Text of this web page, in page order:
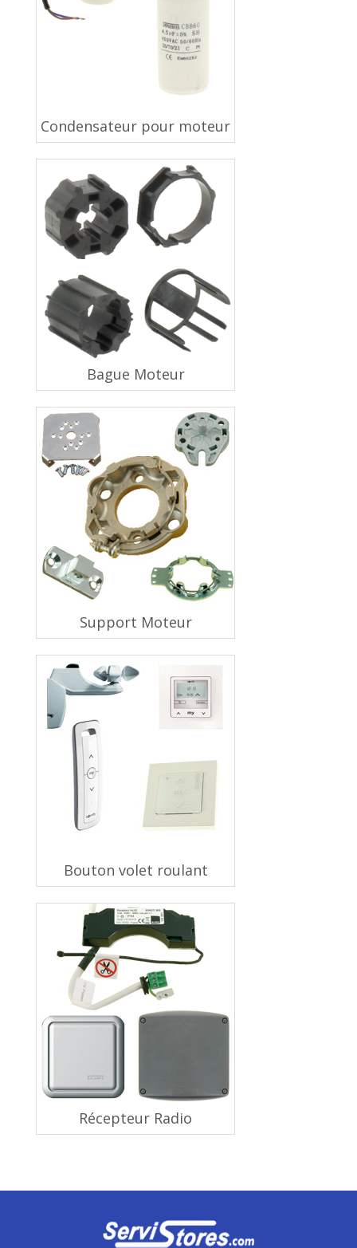
Condensateur pour moteur
Bague Moteur
Support Moteur
Bouton volet roulant
Récepteur Radio